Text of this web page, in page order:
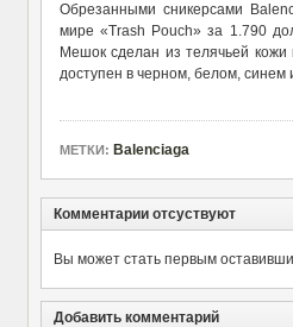
Обрезанными сникерсами
мире «Trash Pouch» за 1.790
Мешок сделан из телячьей
доступен в черном, белом, синем
МЕТКИ: Balenciaga
Комментарии отсуствуют
Вы может стать первым
Добавить комментарий